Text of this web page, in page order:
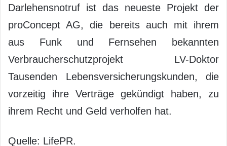
Darlehensnotruf ist das neueste Projekt der
proConcept AG, die bereits auch mit ihrem
aus Funk und Fernsehen bekannten
Verbraucherschutzprojekt LV-Doktor
Tausenden Lebensversicherungskunden, die
vorzeitig ihre Verträge gekündigt haben, zu
ihrem Recht und Geld verholfen hat.
Quelle: LifePR.